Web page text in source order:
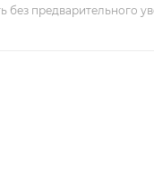
без предварительного